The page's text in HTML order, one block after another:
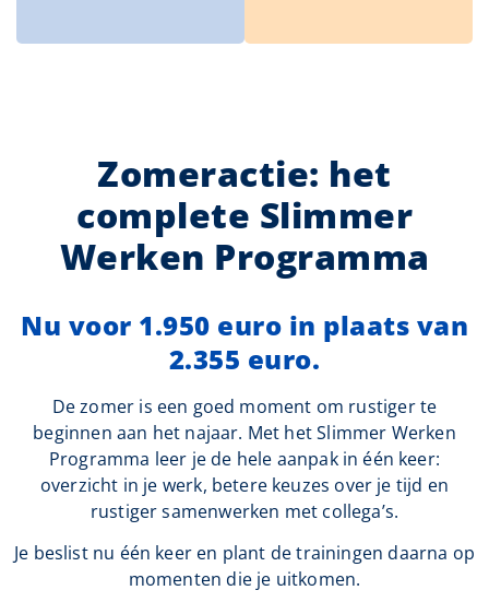
Zomeractie: het
complete Slimmer
Werken Programma
Nu voor 1.950 euro in plaats van
2.355 euro.
De zomer is een goed moment om rustiger te
beginnen aan het najaar. Met het Slimmer Werken
Programma leer je de hele aanpak in één keer:
overzicht in je werk, betere keuzes over je tijd en
rustiger samenwerken met collega’s.
Je beslist nu één keer en plant de trainingen daarna op
momenten die je uitkomen.